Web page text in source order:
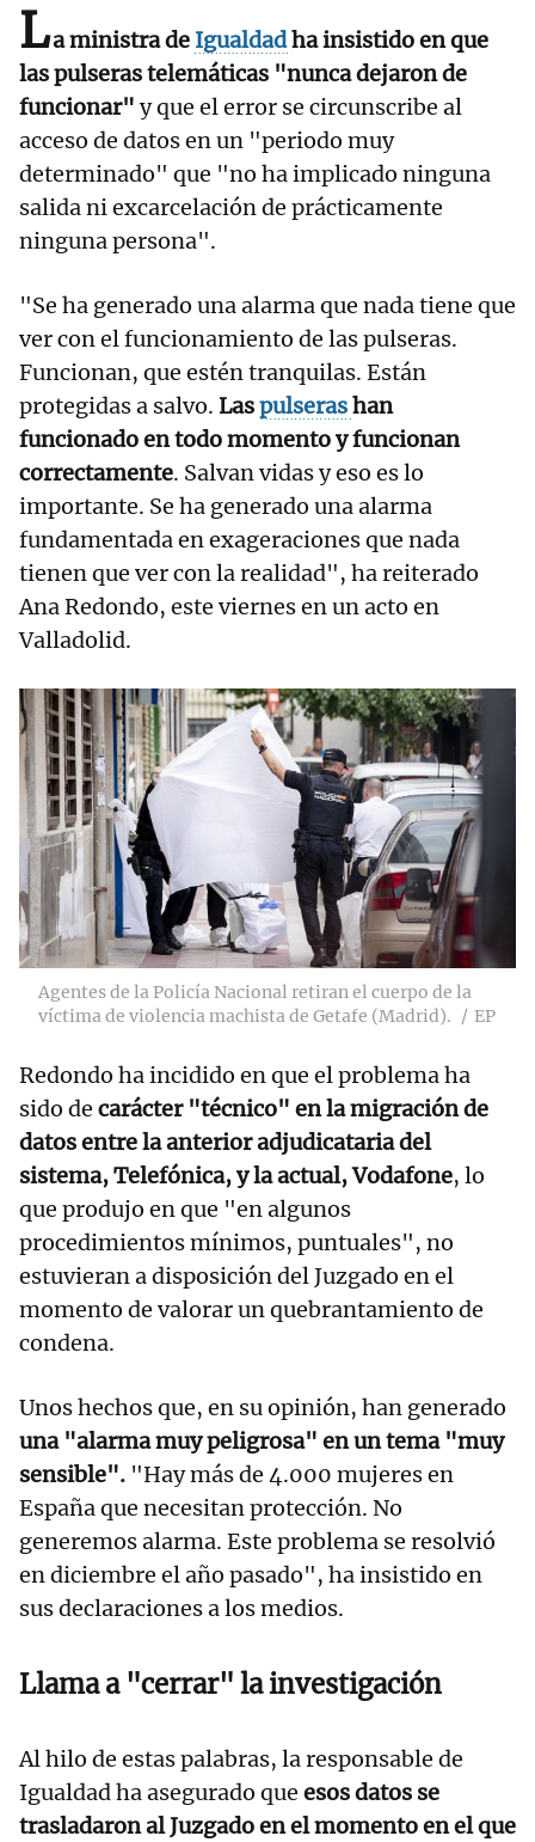
La ministra de Igualdadha insistido en que
las pulseras telemáticas "nunca dejaron de
funcionar" y que el error se circunscribe al
acceso de datos en un "periodo muy
determinado" que "no ha implicado ninguna
salida ni excarcelación de prácticamente
ninguna persona".
"Se ha generado una alarma que nada tiene que
ver con el funcionamiento de las pulseras.
Funcionan, que estén tranquilas. Están
protegidas a salvo. Laspulserashan
funcionado en todo momento y funcionan
correctamente. Salvan vidas y eso es lo
importante. Se ha generado una alarma
fundamentada en exageraciones que nada
tienen que ver con la realidad", ha reiterado
Ana Redondo, este viernes en un acto en
Valladolid.
Agentes de la Policía Nacional retiran el cuerpo de la
víctima de violencia machista de Getafe (Madrid).
EP
Redondo ha incidido en que el problema ha
sido de carácter "técnico" en la migración de
datos entre la anterior adjudicataria del
sistema, Telefónica, y la actual, Vodafone, lo
que produjo en que "en algunos
procedimientos mínimos, puntuales", no
estuvieran a disposición del Juzgado en el
momento de valorar un quebrantamiento de
condena.
Unos hechos que, en su opinión, han generado
una "alarma muy peligrosa" en un tema "muy
sensible". "Hay más de 4.000 mujeres en
España que necesitan protección. No
generemos alarma. Este problema se resolvió
en diciembre el año pasado", ha insistido en
sus declaraciones a los medios.
Llama a "cerrar" la investigación
Al hilo de estas palabras, la responsable de
Igualdad ha asegurado que esos datos se
trasladaron al Juzgado en el momento en el que